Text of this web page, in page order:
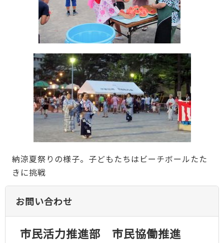
納涼夏祭りの様子。子どもたちはビーチボールたた
きに挑戦
お問い合わせ
市民活力推進部 市民協働推進